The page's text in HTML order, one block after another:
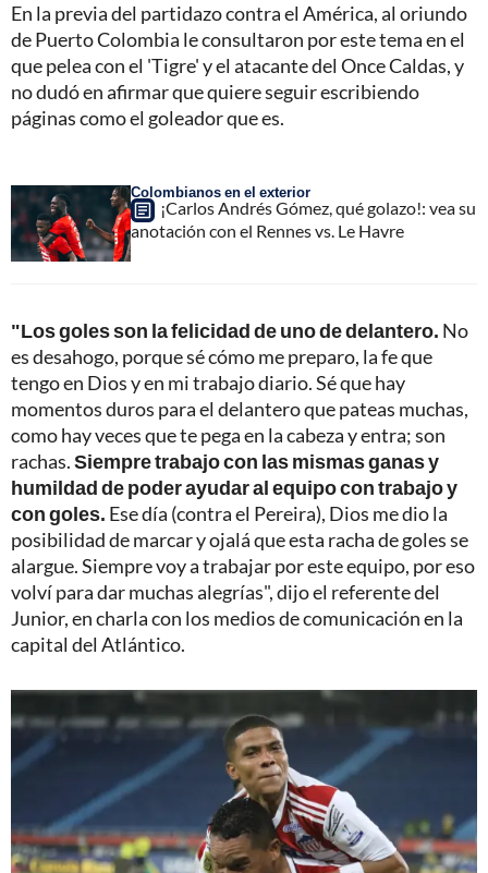
En la previa del partidazo contra el América, al oriundo
de Puerto Colombia le consultaron por este tema en el
que pelea con el 'Tigre' y el atacante del Once Caldas, y
no dudó en afirmar que quiere seguir escribiendo
páginas como el goleador que es.
Colombianos en el exterior
¡Carlos Andrés Gómez, qué golazo!: vea su
anotación con el Rennes vs. Le Havre
"Los goles son la felicidad de uno de delantero. No
es desahogo, porque sé cómo me preparo, la fe que
tengo en Dios y en mi trabajo diario. Sé que hay
momentos duros para el delantero que pateas muchas,
como hay veces que te pega en la cabeza y entra; son
rachas.Siempre trabajo con las mismas ganas y
humildad de poder ayudar al equipo con trabajo y
con goles. Ese día (contra el Pereira), Dios me dio la
posibilidad de marcar y ojalá que esta racha de goles se
alargue. Siempre voy a trabajar por este equipo, por eso
volví para dar muchas alegrías", dijo el referente del
Junior, en charla con los medios de comunicación en la
capital del Atlántico.